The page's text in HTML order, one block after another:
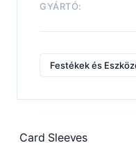
GYÁRTÓ:
Festékek és
Card Sleeves